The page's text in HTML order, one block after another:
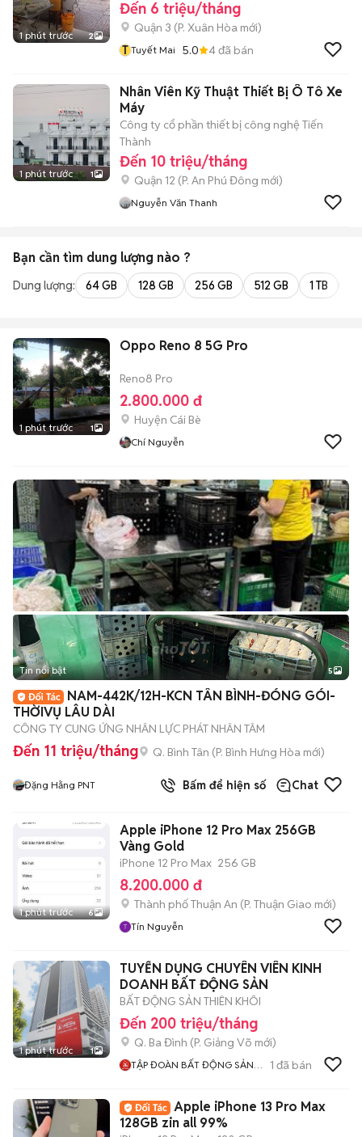
1 phút trước 2
Đến 6 triệu/tháng
Quận 3 (P. Xuân Hòa mới)
T Tuyết Mai 5.0 4đã bán
1 phút trước 1
Nhân Viên Kỹ Thuật Thiết Bị Ô Tô Xe
Máy
Công ty cổ phần thiết bị công nghệ Tiến
Thành
Đến 10 triệu/tháng
Quận 12 (P. An Phú Đông mới)
Nguyễn Văn Thanh
Bạn cần tìm dung lượng nào ?
Dung lượng: 64 GB 128 GB 256 GB 512 GB 1 TB
1 phút trước 1
Oppo Reno 8 5G Pro
Reno8 Pro
2.800.000 đ
Huyện Cái Bè
Chí Nguyễn
Tin nổi bật 5
NAM-442K/12H-KCN TÂN BÌNH-ĐÓNG GÓI-
THỜIVỤ LÂU DÀI
CÔNG TY CUNG ỨNG NHÂN LỰC PHÁT NHÂN TÂM
Đến 11 triệu/tháng Q. Bình Tân (P. Bình Hưng Hòa mới)
Đặng Hằng PNT Bấm để hiện số Chat
1 phút trước 6
Apple iPhone 12 Pro Max 256GB
Vàng Gold
iPhone 12 Pro Max 256 GB
8.200.000 đ
Thành phố Thuận An (P. Thuận Giao mới)
Tín Nguyễn
1 phút trước 1
TUYỂN DỤNG CHUYÊN VIÊN KINH
DOANH BẤT ĐỘNG SẢN
BẤT ĐỘNG SẢN THIÊN KHÔI
Đến 200 triệu/tháng
Q. Ba Đình (P. Giảng Võ mới)
TẬP ĐOÀN BẤT ĐỘNG SẢN
1 đã bán
Apple iPhone 13 Pro Max
128GB zin all 99%